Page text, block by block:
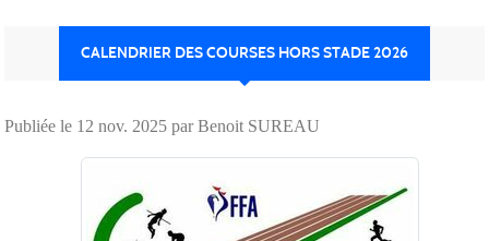
CALENDRIER DES COURSES HORS STADE 2026
Publiée le 12 nov. 2025 par Benoit SUREAU